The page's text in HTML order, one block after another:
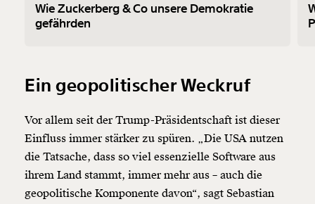
Wie Zuckerberg & Co unsere Demokratie
gefährden
Ein geopolitischer Weckruf
Vor allem seit der Trump-Präsidentschaft ist dieser
Einfluss immer stärker zu spüren. „Die USA nutzen
die Tatsache, dass so viel essenzielle Software aus
ihrem Land stammt, immer mehr aus – auch die
geopolitische Komponente davon“, sagt Sebastian